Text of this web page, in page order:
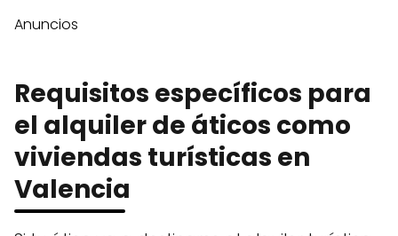
Anuncios
Requisitos específicos para
el alquiler de áticos como
viviendas turísticas en
Valencia